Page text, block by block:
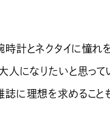
計とネクタイに憧れ
人になりたいと思って
に理想を求めることも